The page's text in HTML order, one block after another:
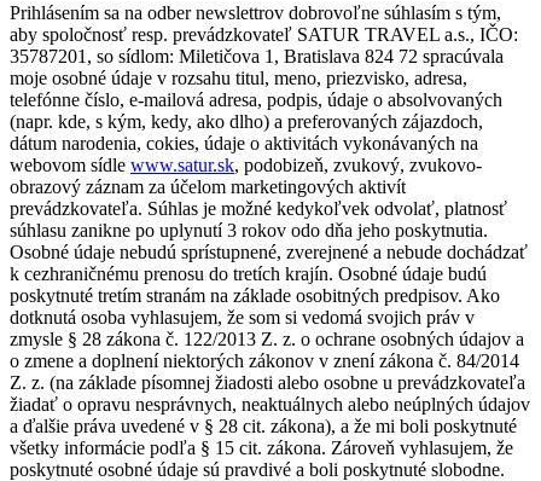
Prihlásením sa na odber newslettrov dobrovoľne súhlasím s tým,
aby spoločnosť resp. prevádzkovateľ SATUR TRAVEL a.s., IČO:
35787201, so sídlom: Miletičova 1, Bratislava 824 72 spracúvala
moje osobné údaje v rozsahu titul, meno, priezvisko, adresa,
telefónne číslo, e-mailová adresa, podpis, údaje o absolvovaných
(napr. kde, s kým, kedy, ako dlho) a preferovaných zájazdoch,
dátum narodenia, cokies, údaje o aktivitách vykonávaných na
webovom sídle www.satur.sk, podobizeň, zvukový, zvukovo-
obrazový záznam za účelom marketingových aktivít
prevádzkovateľa. Súhlas je možné kedykoľvek odvolať, platnosť
súhlasu zanikne po uplynutí 3 rokov odo dňa jeho poskytnutia.
Osobné údaje nebudú sprístupnené, zverejnené a nebude dochádzať
k cezhraničnému prenosu do tretích krajín. Osobné údaje budú
poskytnuté tretím stranám na základe osobitných predpisov. Ako
dotknutá osoba vyhlasujem, že som si vedomá svojich práv v
zmysle § 28 zákona č. 122/2013 Z. z. o ochrane osobných údajov a
o zmene a doplnení niektorých zákonov v znení zákona č. 84/2014
Z. z. (na základe písomnej žiadosti alebo osobne u prevádzkovateľa
žiadať o opravu nesprávnych, neaktuálnych alebo neúplných údajov
a ďalšie práva uvedené v § 28 cit. zákona), a že mi boli poskytnuté
všetky informácie podľa § 15 cit. zákona. Zároveň vyhlasujem, že
poskytnuté osobné údaje sú pravdivé a boli poskytnuté slobodne.